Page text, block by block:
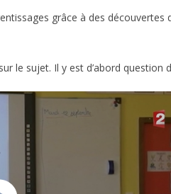
grâce à des découvertes
le sujet. Il y est d’abord question